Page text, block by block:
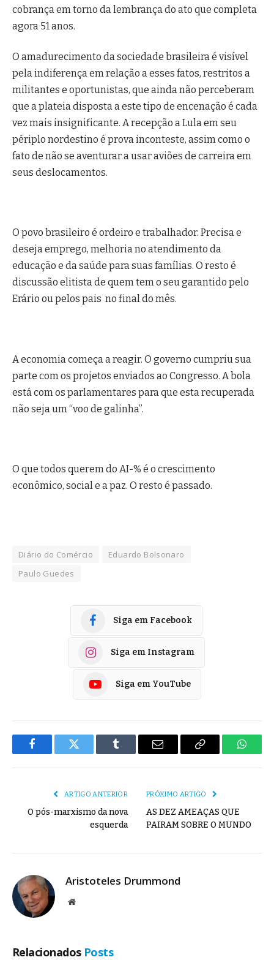
cobrança em torno da lembrança do ato que completa
agora 51 anos.
O amadurecimento da sociedade brasileira é visível
pela indiferença em relação a esses fatos, restritos a
militantes e oportunistas, que ainda não perceberam
que a plateia disposta a este tipo de encenação é cada
vez mais insignificante. A recepção a Lula em seu
périplo nordestino é prova inconteste, assim como o
fato de não se aventurar a usar aviões de carreira em
seus deslocamentos.
O povo brasileiro é ordeiro e trabalhador. Precisa e
deseja emprego, melhoria no atendimento da
educação e da saúde para suas famílias. O resto é
discussão elitista de quem tem o seu garantido pelo
Erário ou pelos pais no final do mês.
A economia começa a reagir. O governo cumpriu sua
parte com os projetos enviados ao Congresso. A bola
está com os parlamentares para que esta recuperada
não seja um “voo de galinha”.
O que todos querem do AI-% é o crescimento
econômico, social e a paz. O resto é passado.
Diário do Comércio
Eduardo Bolsonaro
Paulo Guedes
Siga em Facebook
Siga em Instagram
Siga em YouTube
FacebookTwitter Tumblr
E-
Copiar
ARTIGO ANTERIOR
O pós-marxismo da nova
esquerda
PRÓXIMO ARTIGO
AS DEZ AMEAÇAS QUE
PAIRAM SOBRE O MUNDO
Aristoteles Drummond
Site
Relacionados Posts